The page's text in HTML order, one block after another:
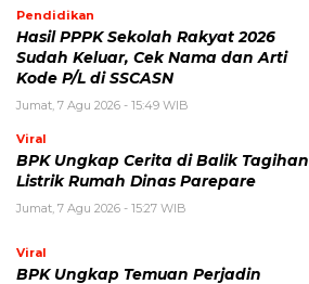
Pendidikan
Hasil PPPK Sekolah Rakyat 2026
Sudah Keluar, Cek Nama dan Arti
Kode P/L di SSCASN
Jumat, 7 Agu 2026 - 15:49 WIB
Viral
BPK Ungkap Cerita di Balik Tagihan
Listrik Rumah Dinas Parepare
Jumat, 7 Agu 2026 - 15:27 WIB
Viral
BPK Ungkap Temuan Perjadin